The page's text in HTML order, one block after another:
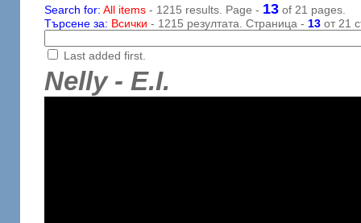
Search for: All items- 1215 results. Page - 13of 21 pages.
Търсене за: Всички - 1215 резултата. Страница - 13от 21
Last added first.
Nelly - E.I.